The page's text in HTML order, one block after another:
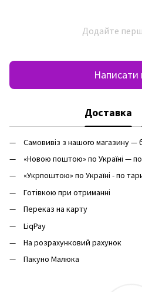
Додайте
Написати
Доставка
Самовивіз з нашого магазину
«Новою поштою» по Україні —
«Укрпоштою» по Україні - по
Готівкою при отриманні
Переказ на карту
LiqPay
На розрахунковий рахунок
Пакуно Малюка